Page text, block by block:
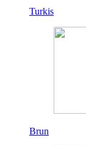
Turkis
Brun